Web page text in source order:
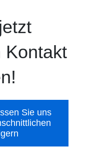
Kontakt
Sie uns